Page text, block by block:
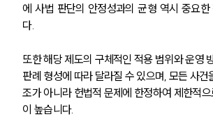
에 사법 판단의 안정성과의 균형 역시 중요
다.
또한 해당 제도의 구체적인 적용 범위와 운영
판례 형성에 따라 달라질 수 있으며, 모든 사건
조가 아니라 헌법적 문제에 한정하여 제한적
이 높습니다.